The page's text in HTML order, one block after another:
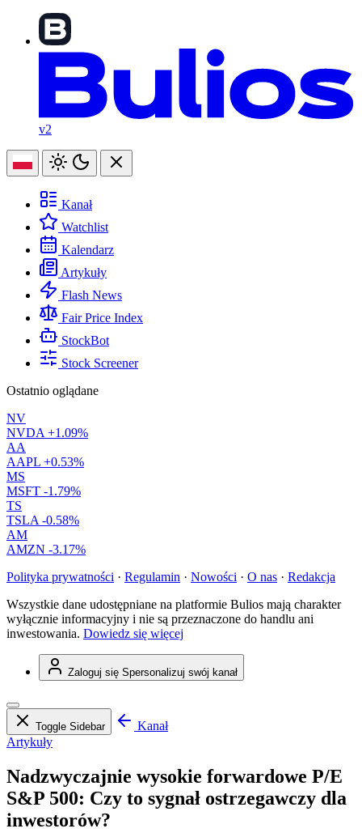
v2
Kanał
Watchlist
Kalendarz
Artykuły
Flash News
Fair Price Index
StockBot
Stock Screener
Ostatnio oglądane
NV
NVDA +1.09%
AA
AAPL +0.53%
MS
MSFT -1.79%
TS
TSLA -0.58%
AM
AMZN -3.17%
Polityka prywatności · Regulamin · Nowości · O nas · Redakcja
Wszystkie dane udostępniane na platformie Bulios mają charakter
wyłącznie informacyjny i nie są przeznaczone do handlu ani
inwestowania. Dowiedz się więcej
Zaloguj się Spersonalizuj swój kanał
Toggle Sidebar
Kanał
Artykuły
Nadzwyczajnie wysokie forwardowe P/E
S&P 500: Czy to sygnał ostrzegawczy dla
inwestorów?